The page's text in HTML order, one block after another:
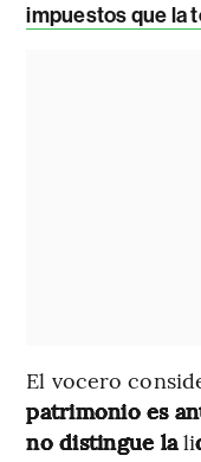
impuestos que la
El vocero
patrimonio es
no distingue lali